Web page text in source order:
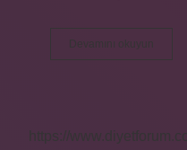
Devamını okuyun
Ne
https://